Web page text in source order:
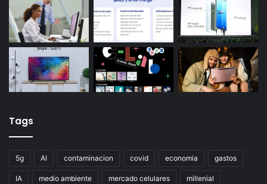
Tags
5g AI contaminacion covid economia gastos
IA medio ambiente mercado celulares millenial